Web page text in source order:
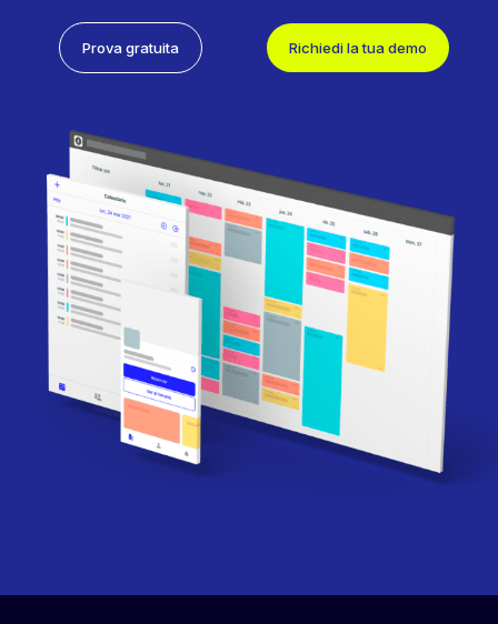
Prova gratuita Richiedi la tua demo